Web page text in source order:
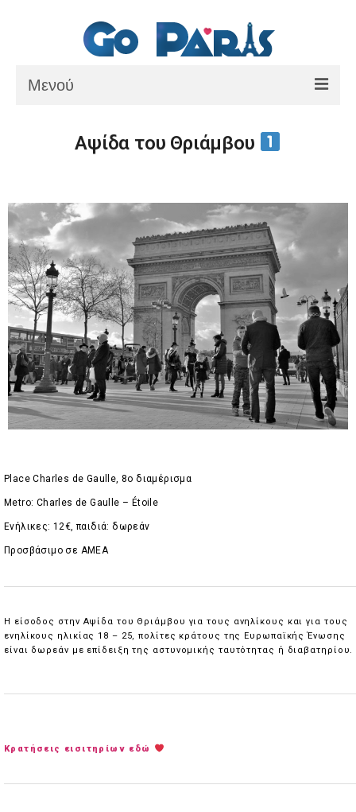
Μενού
ΘΕΜΑΤΙΚΑ ΠΑΡΚΑ
ΕΚΔΡΟΜΕΣ
BLOG
ΕΠΙΚΟΙΝΩΝΙΑ
Αψίδα του Θριάμβου
Place Charles de Gaulle, 8ο διαμέρισμα
Metro: Charles de Gaulle – Étoile
Ενήλικες: 12€, παιδιά: δωρεάν
Προσβάσιμο σε ΑΜΕΑ
Η είσοδος στην Αψίδα του Θριάμβου για τους ανηλίκους και για τους
ενηλίκους ηλικίας 18 – 25, πολίτες κράτους της Ευρωπαϊκής Ένωσης
είναι δωρεάν με επίδειξη της αστυνομικής ταυτότητας ή διαβατηρίου.
Κρατήσεις εισιτηρίων εδώ